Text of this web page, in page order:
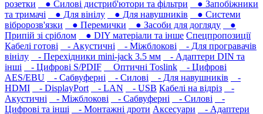
розетки
● Силові дистриб'ютори та фільтри
● Запобіжники
та тримачі
● Для вінілу ● Для навушників‎
● Системи
вібророзв'язки
● Перемички ● Засоби для догляду
●
Припій зі сріблом
● DIY матеріали та інше Спецпропозиції
Кабелі готові
- Акустичні - Міжблокові
- Для програвачів
вінілу
- Перехідники mini-jack 3.5 мм
- Адаптери DIN та
інші
- Цифрові S/PDIF Оптичні Toslink
- Цифрові
AES/EBU
- Сабвуферні - Силові - Для навушників‎
-
HDMI
- DisplayPort - LAN - USB Кабелі на відріз
-
Акустичні
- Міжблокові - Сабвуферні - Силові
-
Цифрові та інші
- Монтажні дроти Аксесуари - Адаптери